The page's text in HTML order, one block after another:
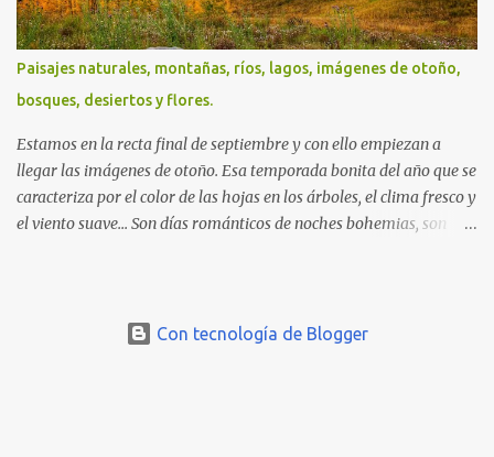
Paisajes naturales, montañas, ríos, lagos, imágenes de otoño,
bosques, desiertos y flores.
Estamos en la recta final de septiembre y con ello empiezan a
llegar las imágenes de otoño. Esa temporada bonita del año que se
caracteriza por el color de las hojas en los árboles, el clima fresco y
el viento suave... Son días románticos de noches bohemias, son
Con tecnología de Blogger